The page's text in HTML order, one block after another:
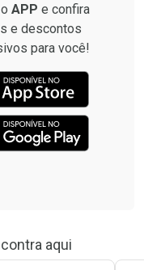
APP e confira
e descontos
para você!
aqui